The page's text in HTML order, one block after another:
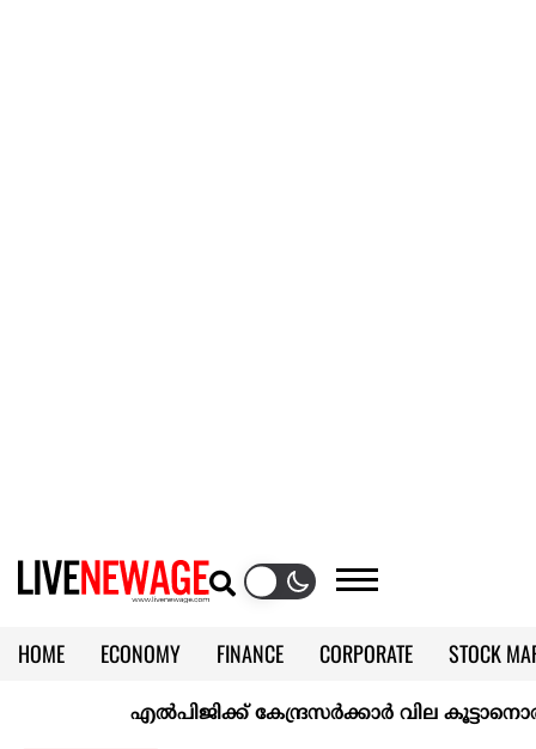
HOME ECONOMY FINANCE CORPORATE
STOCK
KERALA @70
എല്‍പിജിക്ക് കേന്ദ്രസർക്കാർ വില